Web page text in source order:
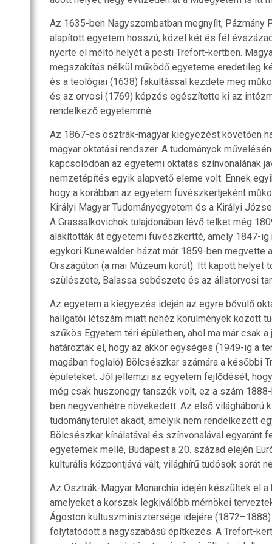
Az 1635-ben Nagyszombatban megnyílt, Pázmány
alapított egyetem hosszú, közel két és fél
nyerte el méltó helyét a pesti Trefort-kertben.
megszakítás nélkül működő egyeteme eredetileg
és a teológiai (1638) fakultással kezdete meg
és az orvosi (1769) képzés egészítette ki az
rendelkező egyetemmé.
Az 1867-es osztrák-magyar kiegyezést követően
magyar oktatási rendszer. A tudományok
kapcsolódóan az egyetemi oktatás színvonalának
nemzetépítés egyik alapvető eleme volt. Ennek
hogy a korábban az egyetem füvészkertjeként
Királyi Magyar Tudományegyetem és a Királyi
A Grassalkovichok tulajdonában lévő telket még
alakították át egyetemi füvészkertté, amely 1847-
egykori Kunewalder-házat már 1859-ben megvette
Országúton (a mai Múzeum körút). Itt kapott helyet
szülészete, Balassa sebészete és az állatorvosi
Az egyetem a kiegyezés idején az egyre bővülő
hallgatói létszám miatt nehéz körülmények között
szűkös Egyetem téri épületben, ahol ma már csak a
határozták el, hogy az akkor egységes (1949-ig a
magában foglaló) Bölcsészkar számára a későbbi
épületeket. Jól jellemzi az egyetem fejlődését,
még csak huszonegy tanszék volt, ez a szám
ben negyvenhétre növekedett. Az első világháború
tudományterület akadt, amelyik nem rendelkezett
Bölcsészkar kínálatával és színvonalával egyaránt
egyetemek mellé, Budapest a 20. század elején
kulturális központjává vált, világhírű tudósok sorát
Az Osztrák-Magyar Monarchia idején készültek el
amelyeket a korszak legkiválóbb mérnökei
Ágoston kultuszminisztersége idejére
folytatódott a nagyszabású építkezés. A Trefort-